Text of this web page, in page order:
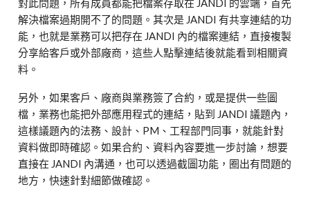
對此問題，所有成員都能把檔案存取在 JANDI 的雲端，首先
解決檔案過期開不了的問題。其次是 JANDI有共享連結的功
能，也就是業務可以把存在 JANDI 內的檔案連結，直接複製
分享給客戶或外部廠商，這些人點擊連結後就能看到相關資
料。
另外，如果客戶、廠商與業務簽了合約，或是提供一些圖
檔，業務也能把外部應用程式的連結，貼到 JANDI議題內，
這樣議題內的法務、設計、 PM 、工程部門同事，就能針對
資料做即時確認。如果合約、資料內容要進一步討論，想要
直接在 JANDI 內溝通，也可以透過截圖功能，圈出有問題的
地方，快速針對細節做確認。